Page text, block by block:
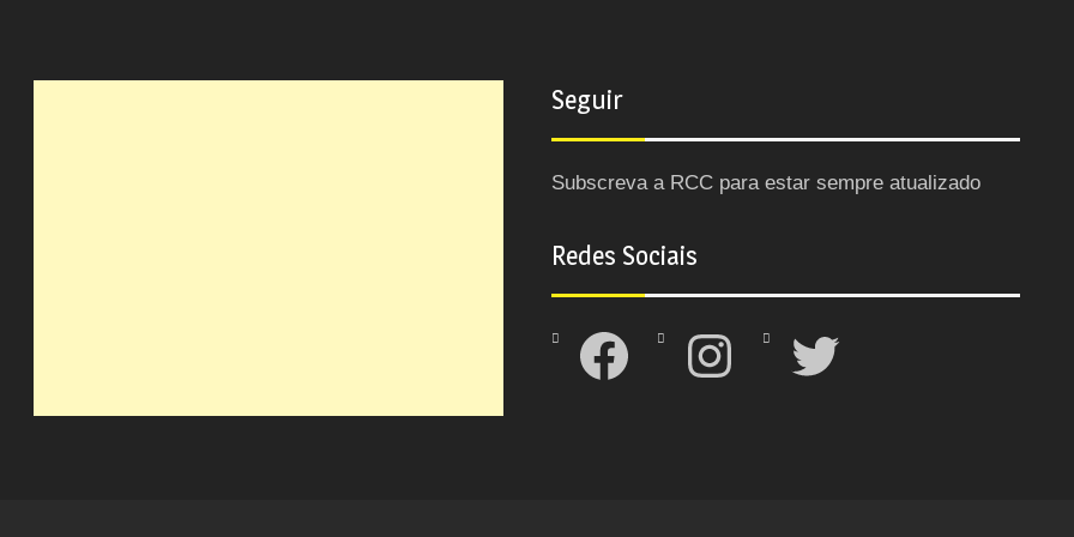
Seguir
Subscreva a RCC para estar sempre atualizado
Redes Sociais
Facebook Instagram Twitter